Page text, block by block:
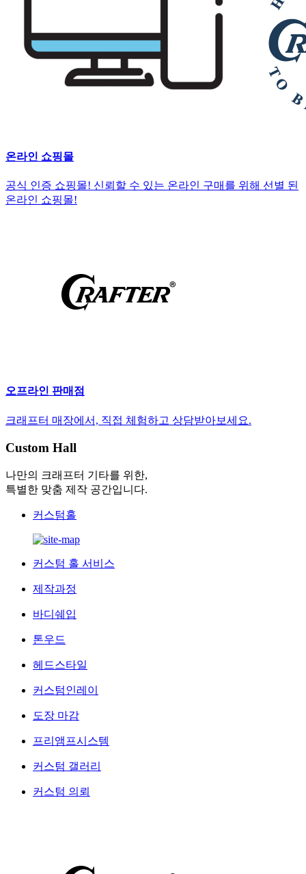
온라인 쇼핑몰
공식 인증 쇼핑몰! 신뢰할 수 있는 온라인 구매를 위해 선별 된
온라인 쇼핑몰!
오프라인 판매점
크래프터 매장에서, 직접 체험하고 상담받아보세요.
Custom Hall
나만의 크래프터 기타를 위한,
특별한 맞춤 제작 공간입니다.
커스텀홀
커스텀 홀 서비스
제작과정
바디쉐입
톤우드
헤드스타일
커스텀인레이
도장 마감
프리앰프시스템
커스텀 갤러리
커스텀 의뢰